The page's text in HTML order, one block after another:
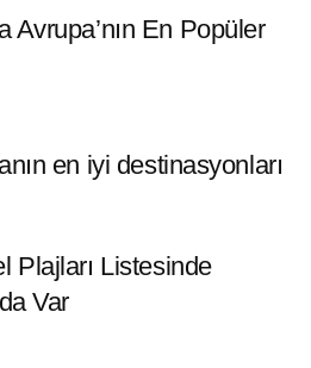
Avrupa’nın En Popüler
en iyi destinasyonları
Plajları Listesinde
Var